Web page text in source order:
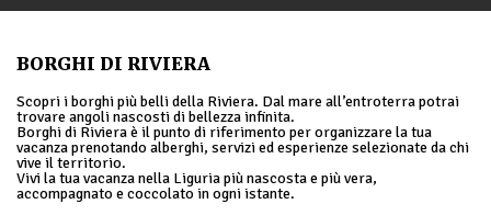
BORGHI DI RIVIERA
Scopri i borghi più belli della Riviera. Dal mare all’entroterra potrai
trovare angoli nascosti di bellezza infinita.
Borghi di Riviera è il punto di riferimento per organizzare la tua
vacanza prenotando alberghi, servizi ed esperienze selezionate da chi
vive il territorio.
Vivi la tua vacanza nella Liguria più nascosta e più vera,
accompagnato e coccolato in ogni istante.